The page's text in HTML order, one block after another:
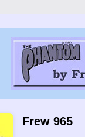
Frew 965